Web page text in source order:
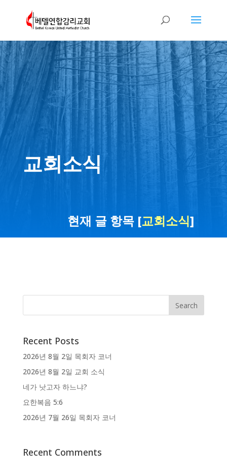
교회소식
현재 글 항목 [교회소식]
Recent Posts
2026년 8월 2일 목회자 코너
2026년 8월 2일 교회 소식
네가 낫고자 하느냐?
요한복음 5:6
2026년 7월 26일 목회자 코너
Recent Comments